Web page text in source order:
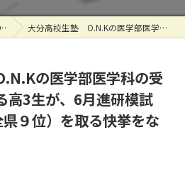
大分高校生塾 O.N.Kの医学部医学科の受験を目指している高3生が、6月進研模試で 学年1位（全県９位）を取る快挙をなしとげました！
の医学部医学科の受
高3生が、6月進研模試
９位）を取る快挙をな